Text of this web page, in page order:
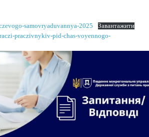
samovryaduvannya-2025
Завантажити
praczivnykiv-pid-chas-voyennogo-